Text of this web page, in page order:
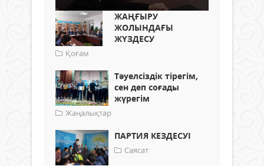
ЖАҢҒЫРУ
ЖОЛЫНДАҒЫ
ЖҮЗДЕСУ
Қоғам
Тәуелсіздік тірегім,
сен деп соғады
жүрегім
Жаңалықтар
ПАРТИЯ КЕЗДЕСУІ
Саясат